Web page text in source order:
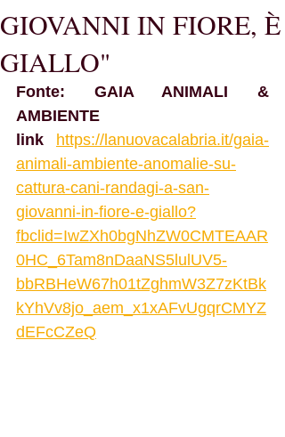
GIOVANNI IN FIORE, È
GIALLO"
Fonte: GAIA ANIMALI &
AMBIENTE
link https://lanuovacalabria.it/gaia-
animali-ambiente-anomalie-su-
cattura-cani-randagi-a-san-
giovanni-in-fiore-e-giallo?
fbclid=IwZXh0bgNhZW0CMTEAAR
0HC_6Tam8nDaaNS5lulUV5-
bbRBHeW67h01tZghmW3Z7zKtBk
kYhVv8jo_aem_x1xAFvUgqrCMYZ
dEFcCZeQ